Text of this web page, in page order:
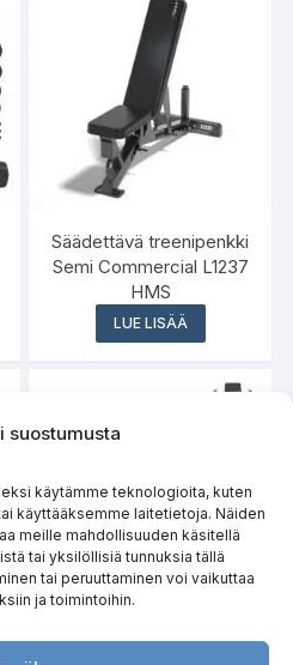
suostumusta
käytämme teknologioita, kuten
käyttääksemme laitetietoja. Näiden
meille mahdollisuuden käsitellä
tai yksilöllisiä tunnuksia tällä
tai peruuttaminen voi vaikuttaa
ja toimintoihin.
Säädettävä treenipenkki
Semi Commercial L1237
HMS
LUE LISÄÄ
HMS Kävelymatto